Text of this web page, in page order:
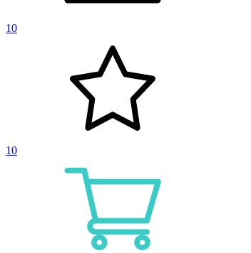
10
10